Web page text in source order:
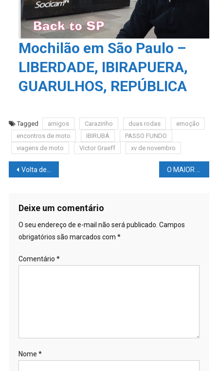
Mochilão em São Paulo –
LIBERDADE, IBIRAPUERA,
GUARULHOS, REPÚBLICA
Tagged amigos Carazinho duas rodas
emoção
encontros de moto
IBIRUBÁ
PASSO FUNDO
viagens de moto
Victor Graeff xv de novembro
Navegação
Post
Volta de moto em XV de Novembro/RS
Deixe um comentário
O seu endereço de e-mail não será publicado. Campos
obrigatórios são marcados com *
Comentário *
Nome *